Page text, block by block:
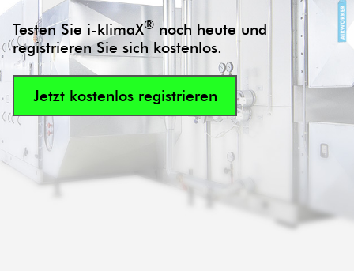
Testen Sie i-klimaX® noch heute und
registrieren Sie sich kostenlos.
Jetzt kostenlos registrieren